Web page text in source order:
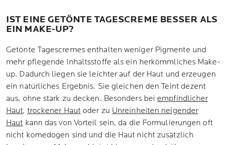
IST EINE GETÖNTE TAGESCREME BESSER ALS
EIN MAKE-UP?
Getönte Tagescremes enthalten weniger Pigmente und
mehr pflegende Inhaltsstoffe als ein herkömmliches Make-
up. Dadurch liegen sie leichter auf der Haut und erzeugen
ein natürliches Ergebnis. Sie gleichen den Teint dezent
aus, ohne stark zu decken. Besonders beiempfindlicher
Haut, trockener Haut oder zu Unreinheiten neigender
Haut kann das von Vorteil sein, da die Formulierungen oft
nicht komedogen sind und die Haut nicht zusätzlich